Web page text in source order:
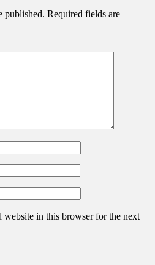
published. Required fields are
website in this browser for the next